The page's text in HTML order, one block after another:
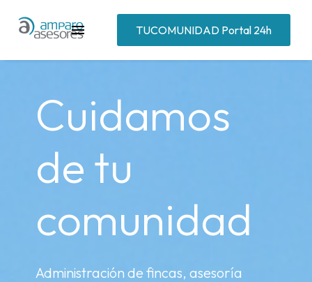
TUCOMUNIDAD Portal 24h
Cuidamos
de tu
comunidad
Administración de fincas, asesoría